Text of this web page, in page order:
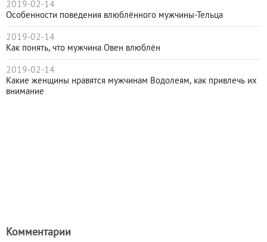
2019-02-14
Особенности поведения влюблённого мужчины-Тельца
2019-02-14
Как понять, что мужчина Овен влюблён
2019-02-14
Какие женщины нравятся мужчинам Водолеям, как привлечь их
внимание
Комментарии